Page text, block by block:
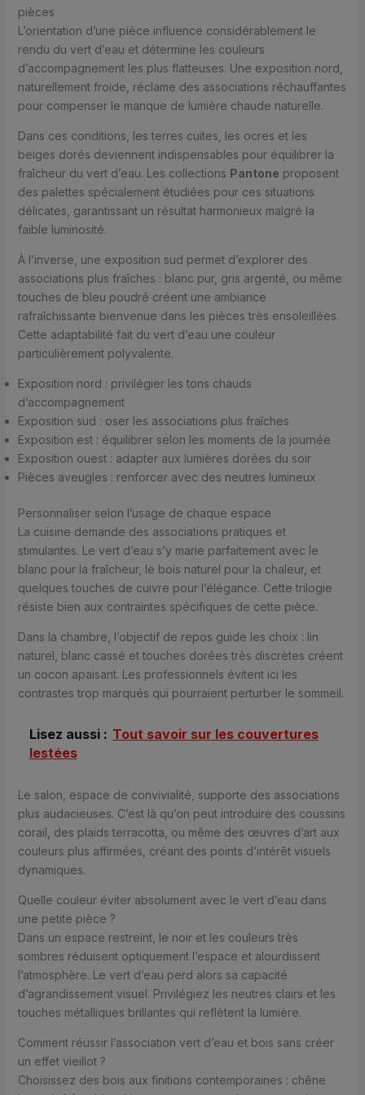
pièces
L’orientation d’une pièce influence considérablement le
rendu du vert d’eau et détermine les couleurs
d’accompagnement les plus flatteuses. Une exposition nord,
naturellement froide, réclame des associations réchauffantes
pour compenser le manque de lumière chaude naturelle.
Dans ces conditions, les terres cuites, les ocres et les
beiges dorés deviennent indispensables pour équilibrer la
fraîcheur du vert d’eau. Les collections Pantone proposent
des palettes spécialement étudiées pour ces situations
délicates, garantissant un résultat harmonieux malgré la
faible luminosité.
À l’inverse, une exposition sud permet d’explorer des
associations plus fraîches : blanc pur, gris argenté, ou même
touches de bleu poudré créent une ambiance
rafraîchissante bienvenue dans les pièces très ensoleillées.
Cette adaptabilité fait du vert d’eau une couleur
particulièrement polyvalente.
Exposition nord : privilégier les tons chauds
d’accompagnement
Exposition sud : oser les associations plus fraîches
Exposition est : équilibrer selon les moments de la journée
Exposition ouest : adapter aux lumières dorées du soir
Pièces aveugles : renforcer avec des neutres lumineux
Personnaliser selon l’usage de chaque espace
La cuisine demande des associations pratiques et
stimulantes. Le vert d’eau s’y marie parfaitement avec le
blanc pour la fraîcheur, le bois naturel pour la chaleur, et
quelques touches de cuivre pour l’élégance. Cette trilogie
résiste bien aux contraintes spécifiques de cette pièce.
Dans la chambre, l’objectif de repos guide les choix : lin
naturel, blanc cassé et touches dorées très discrètes créent
un cocon apaisant. Les professionnels évitent ici les
contrastes trop marqués qui pourraient perturber le sommeil.
Lisez aussi : Tout savoir sur les couvertures
lestées
Le salon, espace de convivialité, supporte des associations
plus audacieuses. C’est là qu’on peut introduire des coussins
corail, des plaids terracotta, ou même des œuvres d’art aux
couleurs plus affirmées, créant des points d’intérêt visuels
dynamiques.
Quelle couleur éviter absolument avec le vert d’eau dans
une petite pièce ?
Dans un espace restreint, le noir et les couleurs très
sombres réduisent optiquement l’espace et alourdissent
l’atmosphère. Le vert d’eau perd alors sa capacité
d’agrandissement visuel. Privilégiez les neutres clairs et les
touches métalliques brillantes qui reflètent la lumière.
Comment réussir l’association vert d’eau et bois sans créer
un effet vieillot ?
Choisissez des bois aux finitions contemporaines : chêne